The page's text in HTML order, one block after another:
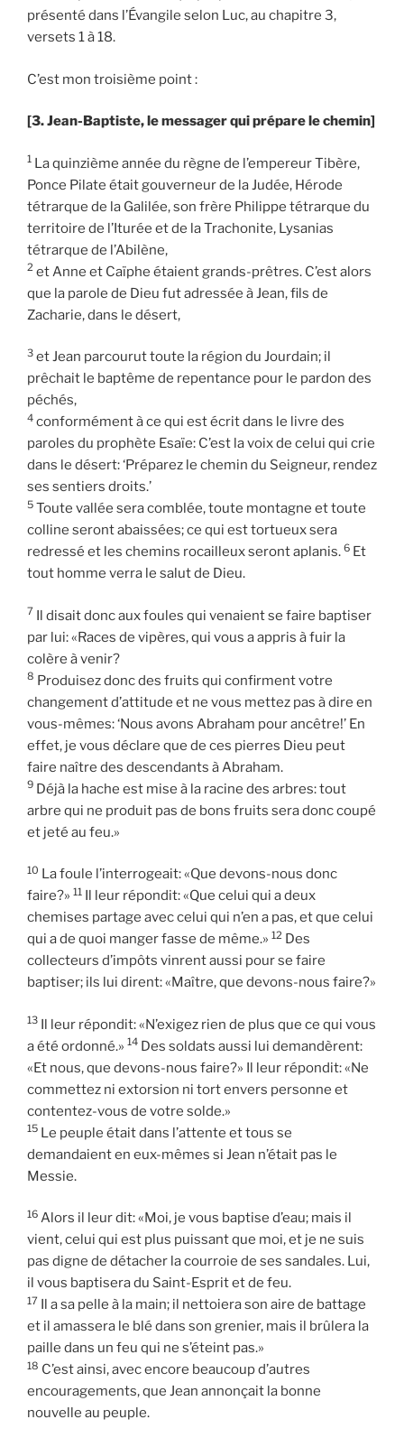
présenté dans l’Évangile selon Luc, au chapitre 3,
versets 1 à 18.
C’est mon troisième point :
[3. Jean-Baptiste, le messager qui prépare le chemin]
1 La quinzième année du règne de l’empereur Tibère,
Ponce Pilate était gouverneur de la Judée, Hérode
tétrarque de la Galilée, son frère Philippe tétrarque du
territoire de l’Iturée et de la Trachonite, Lysanias
tétrarque de l’Abilène,
2 et Anne et Caïphe étaient grands-prêtres. C’est alors
que la parole de Dieu fut adressée à Jean, fils de
Zacharie, dans le désert,
3 et Jean parcourut toute la région du Jourdain; il
prêchait le baptême de repentance pour le pardon des
péchés,
4 conformément à ce qui est écrit dans le livre des
paroles du prophète Esaïe: C’est la voix de celui qui crie
dans le désert: ‘Préparez le chemin du Seigneur, rendez
ses sentiers droits.’
5 Toute vallée sera comblée, toute montagne et toute
colline seront abaissées; ce qui est tortueux sera
redressé et les chemins rocailleux seront aplanis. 6 Et
tout homme verra le salut de Dieu.
7 Il disait donc aux foules qui venaient se faire baptiser
par lui: «Races de vipères, qui vous a appris à fuir la
colère à venir?
8 Produisez donc des fruits qui confirment votre
changement d’attitude et ne vous mettez pas à dire en
vous-mêmes: ‘Nous avons Abraham pour ancêtre!’ En
effet, je vous déclare que de ces pierres Dieu peut
faire naître des descendants à Abraham.
9 Déjà la hache est mise à la racine des arbres: tout
arbre qui ne produit pas de bons fruits sera donc coupé
et jeté au feu.»
10 La foule l’interrogeait: «Que devons-nous donc
faire?» 11 Il leur répondit: «Que celui qui a deux
chemises partage avec celui qui n’en a pas, et que celui
qui a de quoi manger fasse de même.» 12 Des
collecteurs d’impôts vinrent aussi pour se faire
baptiser; ils lui dirent: «Maître, que devons-nous faire?»
13 Il leur répondit: «N’exigez rien de plus que ce qui vous
a été ordonné.» 14 Des soldats aussi lui demandèrent:
«Et nous, que devons-nous faire?» Il leur répondit: «Ne
commettez ni extorsion ni tort envers personne et
contentez-vous de votre solde.»
15 Le peuple était dans l’attente et tous se
demandaient en eux-mêmes si Jean n’était pas le
Messie.
16 Alors il leur dit: «Moi, je vous baptise d’eau; mais il
vient, celui qui est plus puissant que moi, et je ne suis
pas digne de détacher la courroie de ses sandales. Lui,
il vous baptisera du Saint-Esprit et de feu.
17 Il a sa pelle à la main; il nettoiera son aire de battage
et il amassera le blé dans son grenier, mais il brûlera la
paille dans un feu qui ne s’éteint pas.»
18 C’est ainsi, avec encore beaucoup d’autres
encouragements, que Jean annonçait la bonne
nouvelle au peuple.